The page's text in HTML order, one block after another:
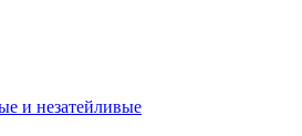
и незатейливые